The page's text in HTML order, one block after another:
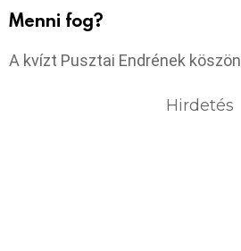
Menni fog?
A kvízt Pusztai Endrének
Hirdetés